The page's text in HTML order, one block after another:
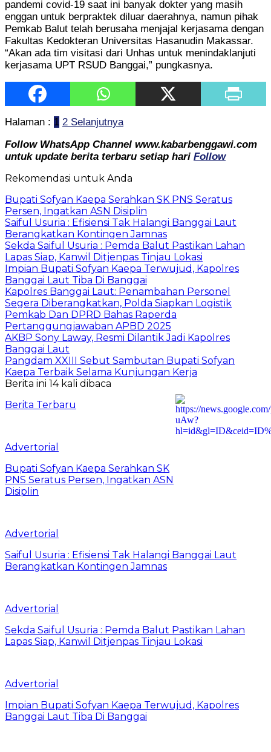
pandemi covid-19 saat ini banyak dokter yang masih
enggan untuk berpraktek diluar daerahnya, namun pihak
Pemkab Balut telah berusaha menjajal kerjasama dengan
Fakultas Kedokteran Universitas Hasanudin Makassar.
“Akan ada tim visitasi dari Unhas untuk menindaklanjuti
kerjasama UPT RSUD Banggai,” pungkasnya.
Halaman : 1 2 Selanjutnya
Follow WhatsApp Channel www.kabarbenggawi.com
untuk update berita terbaru setiap hari Follow
Rekomendasi untuk Anda
Bupati Sofyan Kaepa Serahkan SK PNS Seratus
Persen, Ingatkan ASN Disiplin
Saiful Usuria : Efisiensi Tak Halangi Banggai Laut
Berangkatkan Kontingen Jamnas
Sekda Saiful Usuria : Pemda Balut Pastikan Lahan
Lapas Siap, Kanwil Ditjenpas Tinjau Lokasi
Impian Bupati Sofyan Kaepa Terwujud, Kapolres
Banggai Laut Tiba Di Banggai
Kapolres Banggai Laut: Penambahan Personel
Segera Diberangkatkan, Polda Siapkan Logistik
Pemkab Dan DPRD Bahas Raperda
Pertanggungjawaban APBD 2025
AKBP Sony Laway, Resmi Dilantik Jadi Kapolres
Banggai Laut
Pangdam XXIII Sebut Sambutan Bupati Sofyan
Kaepa Terbaik Selama Kunjungan Kerja
Berita ini 14 kali dibaca
Berita Terbaru
Advertorial
Bupati Sofyan Kaepa Serahkan SK
PNS Seratus Persen, Ingatkan ASN
Disiplin
Advertorial
Saiful Usuria : Efisiensi Tak Halangi Banggai Laut
Berangkatkan Kontingen Jamnas
Advertorial
Sekda Saiful Usuria : Pemda Balut Pastikan Lahan
Lapas Siap, Kanwil Ditjenpas Tinjau Lokasi
Advertorial
Impian Bupati Sofyan Kaepa Terwujud, Kapolres
Banggai Laut Tiba Di Banggai